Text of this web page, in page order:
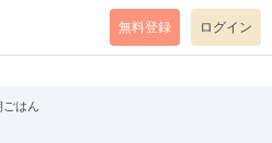
code=0 mode=return level=notice
無料登録 ログイン
ごはん